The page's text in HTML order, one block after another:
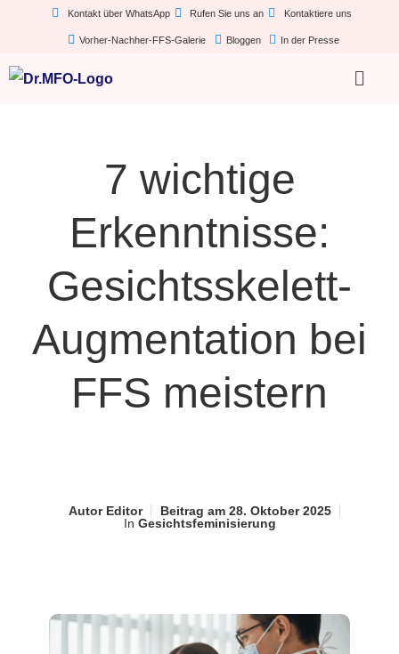
Kontakt über WhatsApp Rufen Sie uns an Kontaktiere uns
Vorher-Nachher-FFS-Galerie Bloggen In der Presse
7 wichtige
Erkenntnisse:
Gesichtsskelett-
Augmentation bei
FFS meistern
AutorEditor Beitrag am28. Oktober 2025
In Gesichtsfeminisierung